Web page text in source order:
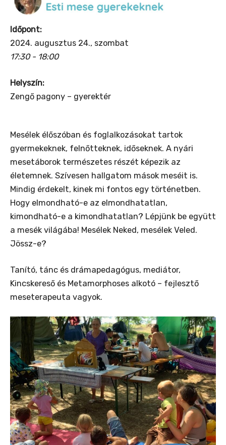
Időpont:
2024. augusztus 24., szombat
17:30 - 18:00
Helyszín:
Zengő pagony – gyerektér
Mesélek élőszóban és foglalkozásokat tartok
gyermekeknek, felnőtteknek, időseknek. A nyári
mesetáborok természetes részét képezik az
életemnek. Szívesen hallgatom mások meséit is.
Mindig érdekelt, kinek mi fontos egy történetben.
Hogy elmondható-e az elmondhatatlan,
kimondható-e a kimondhatatlan? Lépjünk be együtt
a mesék világába! Mesélek Neked, mesélek Veled.
Jössz-e?
Tanító, tánc és drámapedagógus, mediátor,
Kincskereső és Metamorphoses alkotó – fejlesztő
meseterapeuta vagyok.